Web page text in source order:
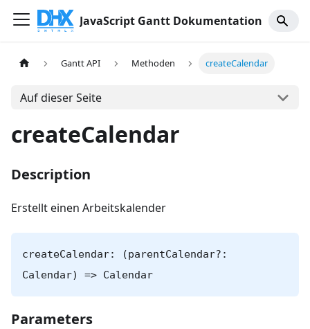
JavaScript Gantt Dokumentation
Gantt API Methoden createCalendar
Auf dieser Seite
createCalendar
Description
Erstellt einen Arbeitskalender
createCalendar: (parentCalendar?:
Calendar) => Calendar
Parameters